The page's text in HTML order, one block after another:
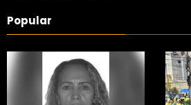
Popular